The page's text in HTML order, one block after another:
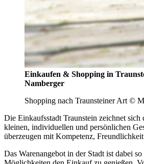
Einkaufen & Shopping in
Namberger
Shopping nach Traunsteiner Art ©
Die Einkaufsstadt Traunstein zeichnet sich
kleinen, individuellen und persönlichen
überzeugen mit Kompetenz,
Das Warenangebot in der Stadt ist dabei